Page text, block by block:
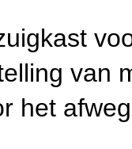
van
het